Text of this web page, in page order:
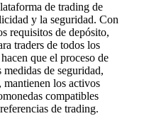
de trading de
y la seguridad. Con
requisitos de depósito,
traders de todos los
que el proceso de
de seguridad,
los activos
compatibles
de trading.